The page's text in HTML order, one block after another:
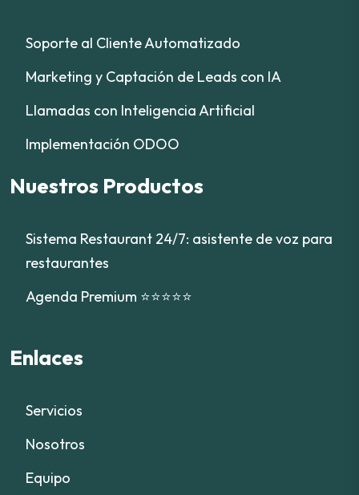
Soporte al Cliente Automatizado
Marketing y Captación de Leads con IA
Llamadas con Inteligencia Artificial
Implementación ODOO
Nuestros Productos
Sistema Restaurant 24/7: asistente de voz para
restaurantes
Agenda Premium ⭐⭐⭐⭐⭐
Enlaces
Servicios
Nosotros
Equipo